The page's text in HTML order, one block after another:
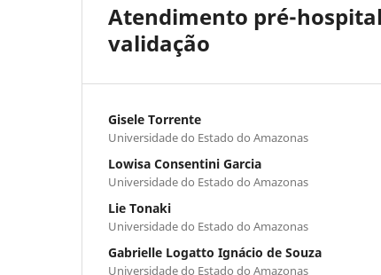
Atendimento pré-
validação
Gisele Torrente
Universidade do Estado do Amazonas
Lowisa Consentini Garcia
Universidade do Estado do Amazonas
Lie Tonaki
Universidade do Estado do Amazonas
Gabrielle Logatto Ignácio de Souza
Universidade do Estado do Amazonas